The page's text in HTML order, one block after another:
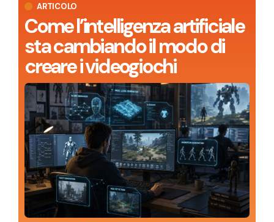
ARTICOLO
Come l’intelligenza artificiale
sta cambiando il modo di
creare i videogiochi